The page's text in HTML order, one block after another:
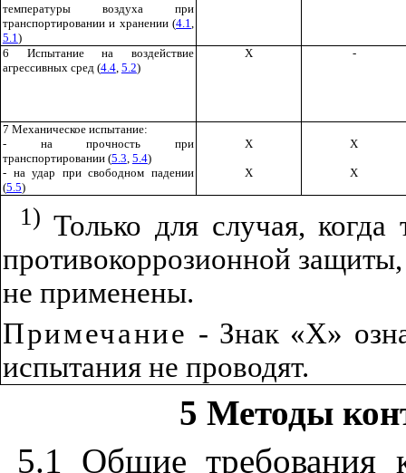
температуры воздуха при
транспортировании и хранении (4.1,
5.1)
6 Испытание на воздействие
агрессивных сред (4.4, 5.2)
X -
7 Механическое испытание:
- на прочность при
транспортировании (5.3, 5.4)
X X
- на удар при свободном падении
(5.5)
X X
1) Только для случая,
противокоррозионной
не применены.
Примечание - Знак «X»
испытания не проводят.
5 Методы
5.1 Общие требования